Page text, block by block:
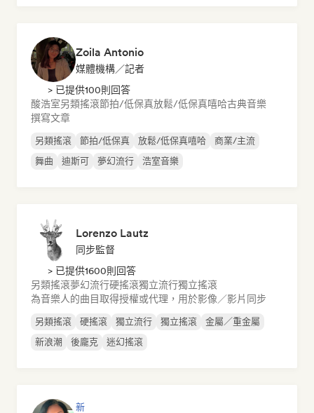
Zoila Antonio
媒體機構／記者
> 已提供100則回答
酸浩室另類搖滾節拍/低保真放鬆/低保真嘻哈古典音樂
撰寫文章
另類搖滾 節拍/低保真 放鬆/低保真嘻哈
商業/主流
舞曲
迪斯可 夢幻流行 浩室音樂
Lorenzo Lautz
同步監督
> 已提供1600則回答
另類搖滾夢幻流行硬搖滾獨立流行獨立搖滾
為音樂人的曲目取得授權或代理，用於影像／影片同步
另類搖滾 硬搖滾 獨立流行 獨立搖滾
金屬／重金屬
新浪潮
後龐克 迷幻搖滾
新